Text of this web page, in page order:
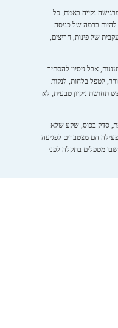
נקייה באמת, כל
ברמה של כניסה
של פינות, חריצים,
אבל ניסיון להסתיר
לטפל בלחות, לנקות
תחושת ניקיון טבעית, לא
סדק בכוס, שקע שלא
הם מצטברים לפגיעה
מטפלים בתקלה לפני